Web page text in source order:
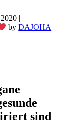
|
byDAJOHA
sind